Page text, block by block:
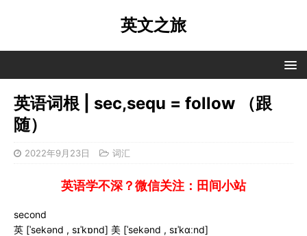
英文之旅
英语词根 | sec,sequ = follow （跟
随）
2022年9月23日 词汇
英语学不深？微信关注：田间小站
second
英 [ˈsekənd , sɪˈkɒnd] 美 [ˈsekənd , sɪˈkɑːnd]